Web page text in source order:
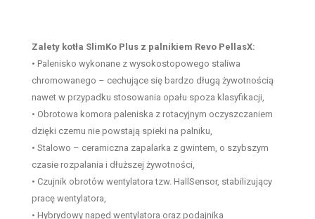
Zalety kotła SlimKo Plus z palnikiem Revo PellasX:
• Palenisko wykonane z wysokostopowego staliwa
chromowanego – cechujące się bardzo długą żywotnością
nawet w przypadku stosowania opału spoza klasyfikacji,
• Obrotowa komora paleniska z rotacyjnym oczyszczaniem
dzięki czemu nie powstają spieki na palniku,
• Stalowo – ceramiczna zapalarka z gwintem, o szybszym
czasie rozpalania i dłuższej żywotności,
• Czujnik obrotów wentylatora tzw. HallSensor, stabilizujący
pracę wentylatora,
• Hybrydowy napęd wentylatora oraz podajnika